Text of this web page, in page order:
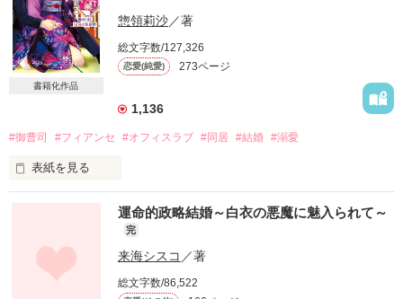
書籍化作品
惣領莉沙／著
総文字数/127,326
恋愛(純愛) 273ページ
1,136
#御曹司 #フィアンセ #オフィスラブ #同居 #結婚 #溺愛
表紙を見る
*・.+･｡*☆☆・.★･.+･｡*☆☆・.+
国内屈指の高級ホテル『白石ホテル』で働く
折原梨乃（28）は家族思いで真面目
仕事にも手を抜かず、家事も完璧にこなす
運命的政略結婚～白衣の悪魔に魅入られて～
完
来海シスコ ／著
総文字数/86,522